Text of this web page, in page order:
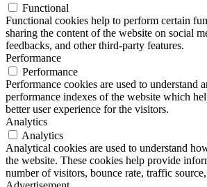
Functional
Functional cookies help to perform certain
sharing the content of the website on social
feedbacks, and other third-party features.
Performance
Performance
Performance cookies are used to understand
performance indexes of the website which
better user experience for the visitors.
Analytics
Analytics
Analytical cookies are used to understand
the website. These cookies help provide
number of visitors, bounce rate, traffic